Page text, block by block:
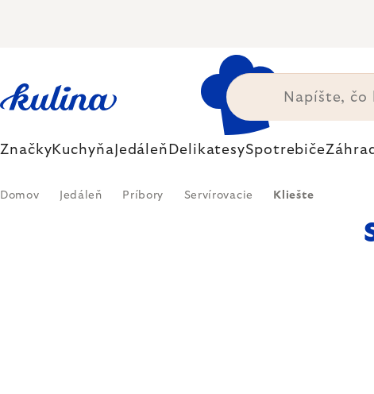
ZnačkyKuchyňa Jedáleň DelikatesySpotrebiče
Domov Jedáleň Príbory Servírovacie Kliešte